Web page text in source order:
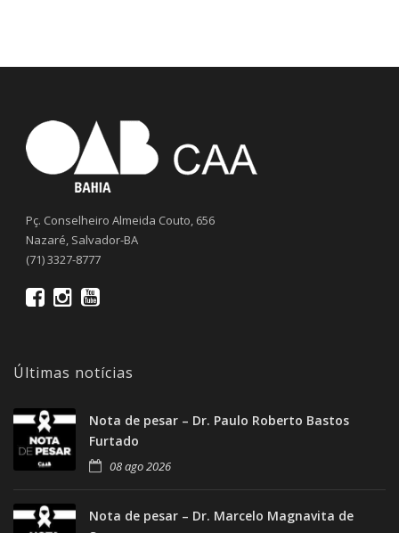
Pç. Conselheiro Almeida Couto, 656
Nazaré, Salvador-BA
(71) 3327-8777
Últimas notícias
Nota de pesar – Dr. Paulo Roberto Bastos
Furtado
08 ago 2026
Nota de pesar – Dr. Marcelo Magnavita de